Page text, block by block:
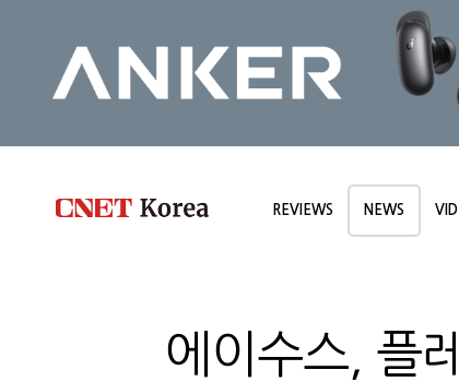
REVIEWS NEWS
에이수스, 플